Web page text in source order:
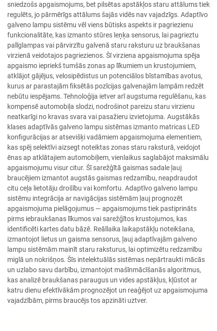
sniedzošs apgaismojums, bet pilsētas apstākļos staru attālums tiek
regulēts, jo pārmērīgs attālums šajās vidēs nav vajadzīgs. Adaptīvo
galveno lampu sistēmu vēl viens būtisks aspekts ir pagriezienu
funkcionalitāte, kas izmanto stūres leņķa sensorus, lai pagrieztu
palīglampas vai pārvirzītu galvenā staru raksturu uz braukšanas
virzienā veidotajos pagriezienos. Šī virziena apgaismojuma spēja
apgaismo iepriekš tumšās zonas ap līkumiem un krustojumiem,
atklājot gājējus, velosipēdistus un potenciālos bīstamības avotus,
kurus ar parastajām fiksētās pozīcijas galvenajām lampām redzēt
nebūtu iespējams. Tehnoloģija ietver arī augstuma regulēšanu, kas
kompensē automobiļa slodzi, nodrošinot pareizu staru virzienu
neatkarīgi no kravas svara vai pasažieru izvietojuma. Augstākās
klases adaptīvās galveno lampu sistēmas izmanto matricas LED
konfigurācijas ar atsevišķi vadāmiem apgaismojuma elementiem,
kas spēj selektīvi aizsegt noteiktas zonas staru raksturā, veidojot
ēnas ap atklātajiem automobiļiem, vienlaikus saglabājot maksimālu
apgaismojumu visur citur. Šī sarežģītā gaismas sadale ļauj
braucējiem izmantot augstās gaismas redzamību, neapdraudot
citu ceļa lietotāju drošību vai komfortu. Adaptīvo galveno lampu
sistēmu integrācija ar navigācijas sistēmām ļauj prognozēt
apgaismojuma pielāgojumus — apgaismojums tiek pastiprināts
pirms iebraukšanas līkumos vai sarežģītos krustojumos, kas
identificēti kartes datu bāzē. Reāllaika laikapstākļu noteikšana,
izmantojot lietus un gaisma sensorus, ļauj adaptīvajām galveno
lampu sistēmām mainīt staru raksturus, lai optimizētu redzamību
miglā un nokrišņos. Šīs intelektuālās sistēmas nepārtraukti mācās
un uzlabo savu darbību, izmantojot mašīnmācīšanās algoritmus,
kas analizē braukšanas paraugus un vides apstākļus, kļūstot ar
katru dienu efektīvākām prognozējot un reaģējot uz apgaismojuma
vajadzībām, pirms braucējs tos apzināti uztver.